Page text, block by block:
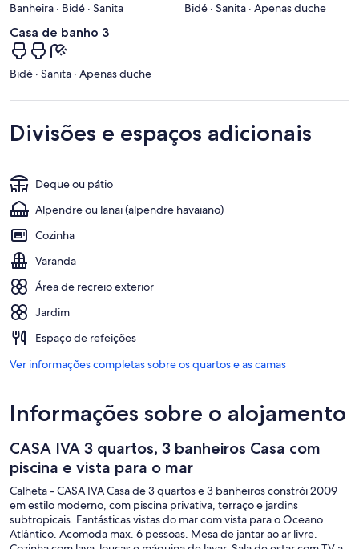
Banheira · Bidé · Sanita Bidé · Sanita · Apenas duche
Casa de banho 3
Bidé · Sanita · Apenas duche
Divisões e espaços adicionais
Deque ou pátio
Alpendre ou lanai (alpendre havaiano)
Cozinha
Varanda
Área de recreio exterior
Jardim
Espaço de refeições
Ver informações completas sobre os quartos e as camas
Informações sobre o alojamento
CASA IVA 3 quartos, 3 banheiros Casa com
piscina e vista para o mar
Calheta - CASA IVA Casa de 3 quartos e 3 banheiros constrói 2009
em estilo moderno, com piscina privativa, terraço e jardins
subtropicais. Fantásticas vistas do mar com vista para o Oceano
Atlântico. Acomoda max. 6 pessoas. Mesa de jantar ao ar livre.